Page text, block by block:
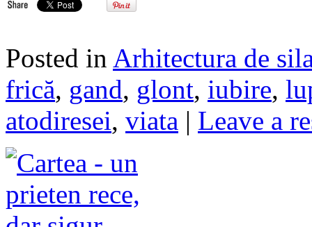
Posted in Arhitectura de
frică, gand, glont, iubire,
atodiresei, viata | Leave a